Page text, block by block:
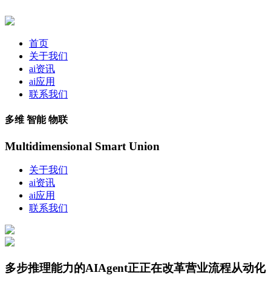
首页
关于我们
ai资讯
ai应用
联系我们
多维 智能 物联
Multidimensional Smart Union
关于我们
ai资讯
ai应用
联系我们
多步推理能力的AIAgent正正在改革营业流程从动化